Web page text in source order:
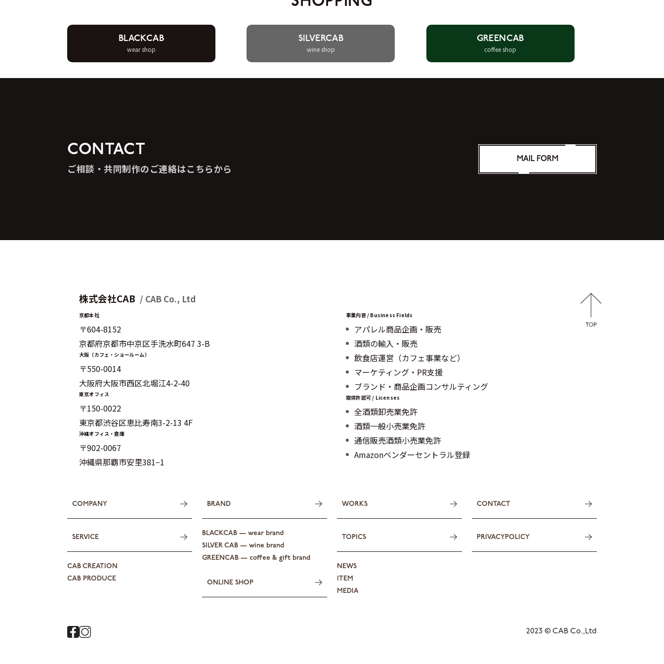
BLACKCAB
wear shop
SILVERCAB
wine shop
GREENCAB
coffee shop
CONTACT
ご相談・共同制作のご連絡はこちらから
MAIL FORM
株式会社CAB / CAB Co., Ltd
京都本社
〒604-8152
京都府京都市中京区手洗水町647 3-B
大阪（カフェ・ショールーム）
〒550-0014
大阪府大阪市西区北堀江4-2-40
東京オフィス
〒150-0022
東京都渋谷区恵比寿南3-2-13 4F
沖縄オフィス・倉庫
〒902-0067
沖縄県那覇市安里381−1
事業内容 / Business Fields
アパレル商品企画・販売
酒類の輸入・販売
飲食店運営（カフェ事業など）
マーケティング・PR支援
ブランド・商品企画コンサルティング
取得許認可 / Licenses
全酒類卸売業免許
酒類一般小売業免許
通信販売酒類小売業免許
Amazonベンダーセントラル登録
COMPANY
SERVICE
CAB CREATION
CAB PRODUCE
BRAND
BLACKCAB — wear brand
SILVER CAB — wine brand
GREENCAB — coffee & gift brand
ONLINE SHOP
WORKS
TOPICS
NEWS
ITEM
MEDIA
CONTACT
PRIVACYPOLICY
2023 © CAB Co.,Ltd